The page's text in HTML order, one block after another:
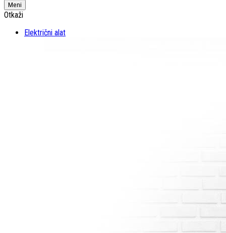
Meni
Otkaži
Električni alat